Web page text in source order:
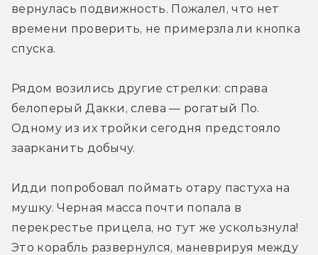
вернулась подвижность. Пожалел, что нет
времени проверить, не примерзла ли кнопка
спуска.
Рядом возились другие стрелки: справа
белоперый Дакки, слева — рогатый По.
Одному из их тройки сегодня предстояло
заарканить добычу.
Идди попробовал поймать отару пастуха на
мушку. Черная масса почти попала в
перекрестье прицела, но тут же ускользнула!
Это корабль развернулся, маневрируя между